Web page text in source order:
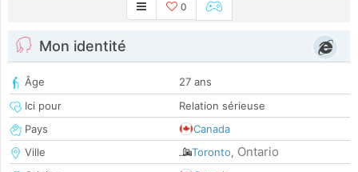
0
Mon identité
Âge
27 ans
Ici pour
Relation sérieuse
Pays
Canada
Ville
Toronto, Ontario